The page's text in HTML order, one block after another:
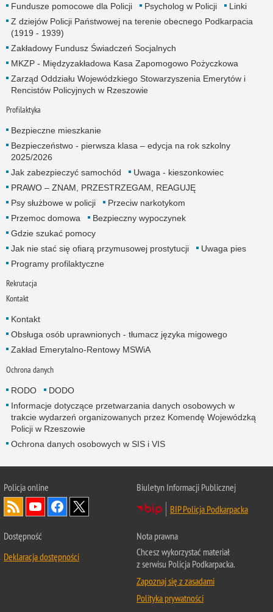
Fundusze pomocowe dla Policji
Psycholog w Policji
Linki
Z dziejów Policji Państwowej na terenie obecnego Podkarpacia
(1919 - 1939)
Zakładowy Fundusz Świadczeń Socjalnych
MKZP - Międzyzakładowa Kasa Zapomogowo Pożyczkowa
Zarząd Oddziału Wojewódzkiego Stowarzyszenia Emerytów i
Rencistów Policyjnych w Rzeszowie
Profilaktyka
Bezpieczne mieszkanie
Bezpieczeństwo - pierwsza klasa – edycja na rok szkolny
2025/2026
Jak zabezpieczyć samochód
Uwaga - kieszonkowiec
PRAWO – ZNAM, PRZESTRZEGAM, REAGUJĘ
Psy służbowe w policji
Przeciw narkotykom
Przemoc domowa
Bezpieczny wypoczynek
Gdzie szukać pomocy
Jak nie stać się ofiarą przymusowej prostytucji
Uwaga pies
Programy profilaktyczne
Rekrutacja
Kontakt
Kontakt
Obsługa osób uprawnionych - tłumacz języka migowego
Zakład Emerytalno-Rentowy MSWiA
Ochrona danych
RODO
DODO
Informacje dotyczące przetwarzania danych osobowych w
trakcie wydarzeń organizowanych przez Komendę Wojewódzką
Policji w Rzeszowie
Ochrona danych osobowych w SIS i VIS
Policja online
Biuletyn Informacji Publicznej
BIP Policja Podkarpacka
Dostępność
Deklaracja dostępności
Nota prawna
Chcesz wykorzystać materiał
z serwisu Policja Podkarpacka.
Zapoznaj się z zasadami
Polityka prywatności